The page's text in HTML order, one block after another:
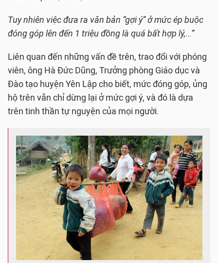
Tuy nhiên việc đưa ra văn bản “gợi ý” ở mức ép buộc
đóng góp lên đến 1 triệu đồng là quá bất hợp lý,…”
Liên quan đến những vấn đề trên, trao đổi với phóng
viên, ông Hà Đức Dũng, Trưởng phòng Giáo dục và
Đào tạo huyện Yên Lập cho biết, mức đóng góp, ủng
hộ trên vẫn chỉ dừng lại ở mức gợi ý, và đó là dựa
trên tinh thần tự nguyện của mọi người.